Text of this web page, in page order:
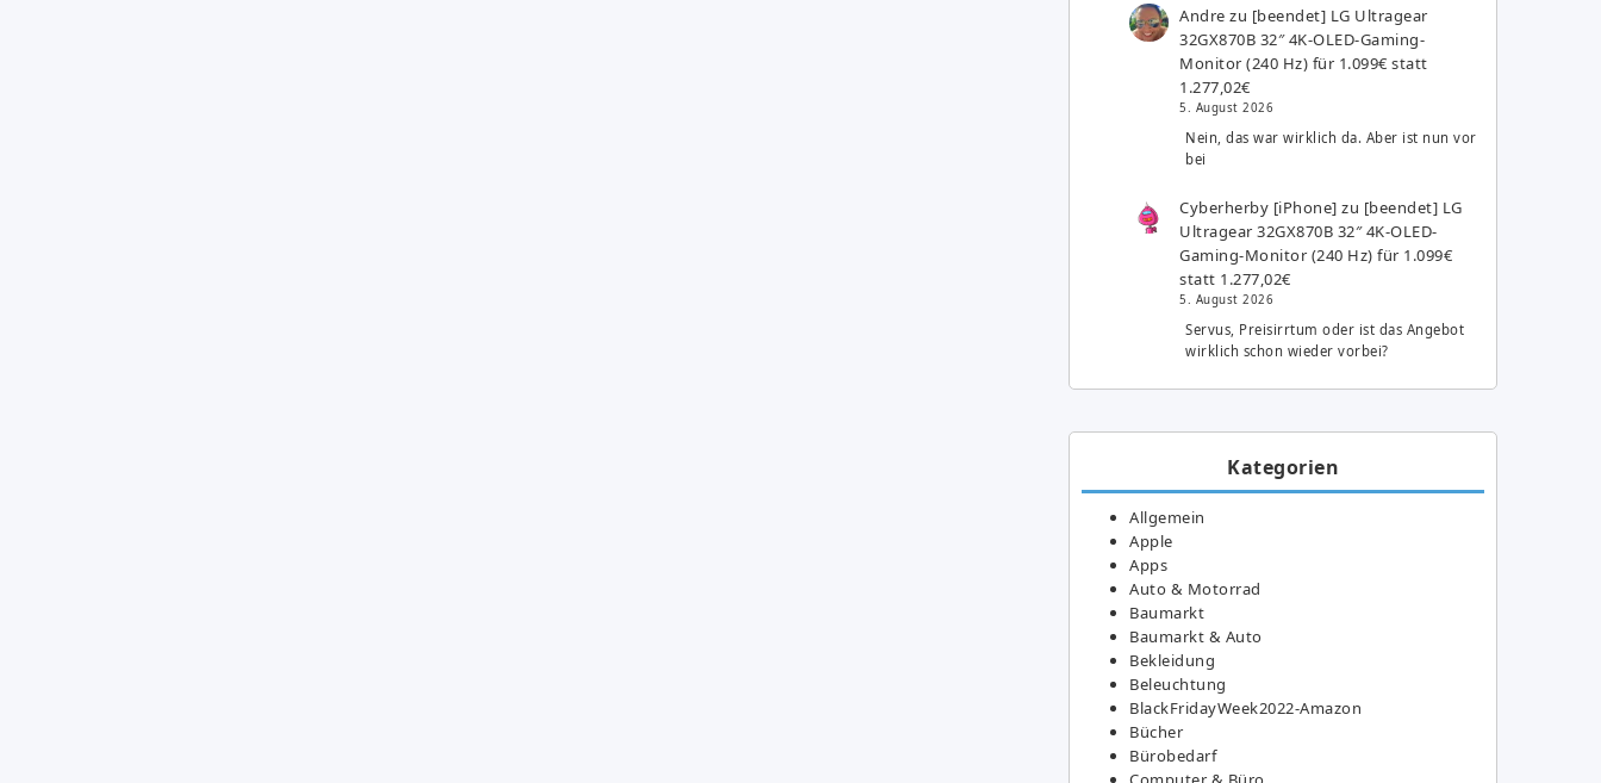
Andre zu [beendet] LG Ultragear
32GX870B 32″ 4K-OLED-Gaming-
Monitor (240 Hz) für 1.099€ statt
1.277,02€
5. August 2026
Nein, das war wirklich da. Aber ist nun vor
bei
Cyberherby [iPhone] zu [beendet] LG
Ultragear 32GX870B 32″ 4K-OLED-
Gaming-Monitor (240 Hz) für 1.099€
statt 1.277,02€
5. August 2026
Servus, Preisirrtum oder ist das Angebot
wirklich schon wieder vorbei?
Kategorien
Allgemein
Apple
Apps
Auto & Motorrad
Baumarkt
Baumarkt & Auto
Bekleidung
Beleuchtung
BlackFridayWeek2022-Amazon
Bücher
Bürobedarf